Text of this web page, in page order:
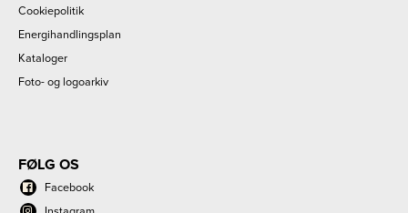
Cookiepolitik
Energihandlingsplan
Kataloger
Foto- og logoarkiv
FØLG OS
Facebook